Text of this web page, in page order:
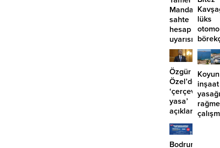
sahte
hesap
uyarısı
lüks
girdi:
2
Özgür
Özel’den
‘çerçeve
yasa’
açıklaması:
‘İmza
atma
çabamız
inşaat
Bodrum